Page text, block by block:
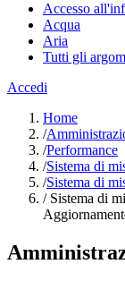
Accesso
Acqua
Aria
Tutti gli
Accedi
Home
/
/Performance
/Sistema di
/Sistema di
/Sistema di